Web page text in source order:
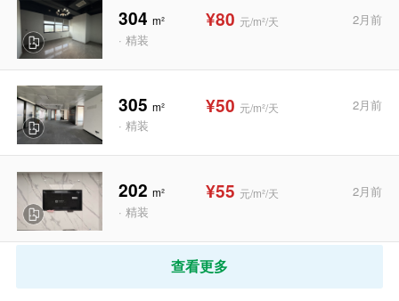
304 m²
· 精装
¥80 元/m²/天 2月前
305 m²
· 精装
¥50 元/m²/天 2月前
202 m²
· 精装
¥55 元/m²/天 2月前
查看更多